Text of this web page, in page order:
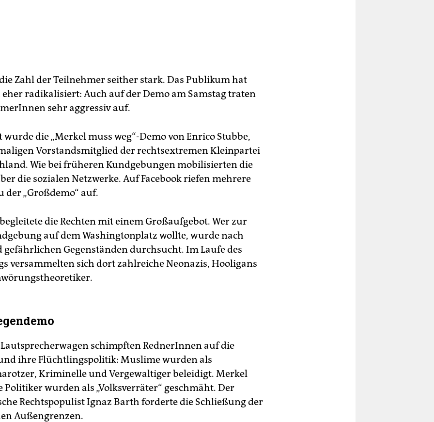
Zahl der Teilnehmer seither stark. Das Publikum hat
eher radikalisiert: Auch auf der Demo am Samstag traten
sehr aggressiv auf.
die „Merkel muss weg“-Demo von Enrico Stubbe,
Vorstandsmitglied der rechtsextremen Kleinpartei
Wie bei früheren Kundgebungen mobilisierten die
die sozialen Netzwerke. Auf Facebook riefen mehrere
der „Großdemo“ auf.
die Rechten mit einem Großaufgebot. Wer zur
auf dem Washingtonplatz wollte, wurde nach
gefährlichen Gegenständen durchsucht. Im Laufe des
versammelten sich dort zahlreiche Neonazis, Hooligans
schimpften RednerInnen auf die
ihre Flüchtlingspolitik: Muslime wurden als
Kriminelle und Vergewaltiger beleidigt. Merkel
Politiker wurden als „Volksverräter“ geschmäht. Der
Rechtspopulist Ignaz Barth forderte die Schließung der
Außengrenzen.